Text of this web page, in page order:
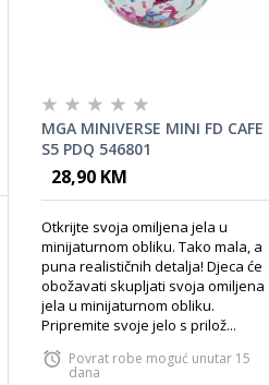
MGA MINIVERSE MINI FD CAFE
S5 PDQ 546801
28,90 KM
Otkrijte svoja omiljena jela u
minijaturnom obliku. Tako mala, a
puna realističnih detalja! Djeca će
obožavati skupljati svoja omiljena
jela u minijaturnom obliku.
Pripremite svoje jelo s prilož...
Povrat robe moguć unutar 15
dana